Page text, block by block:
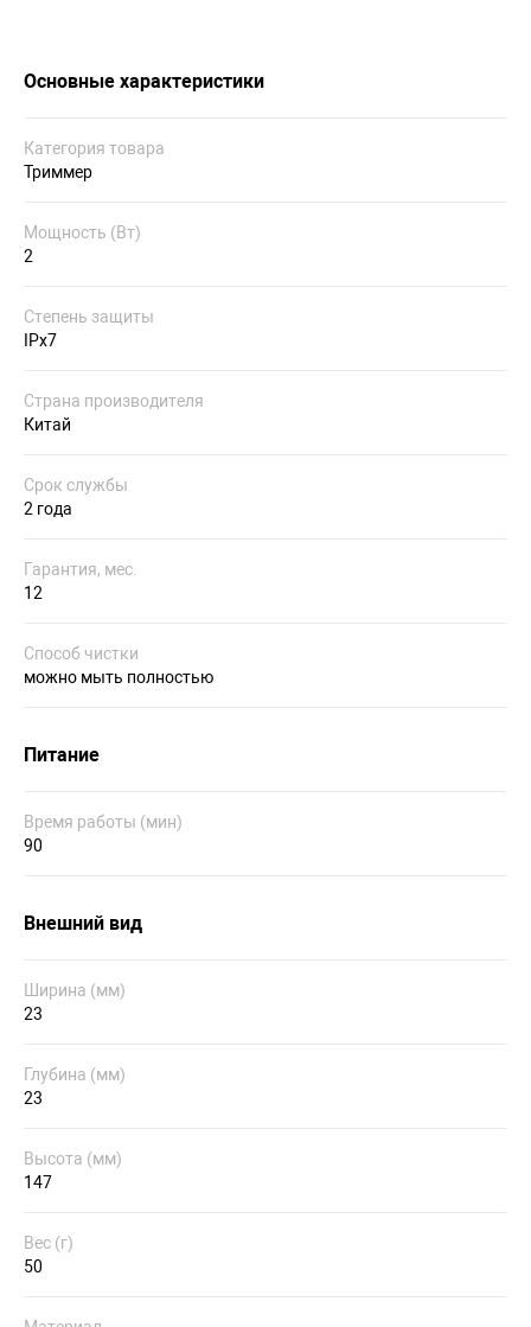
Основные характеристики
Категория товара
Триммер
Мощность (Вт)
2
Степень защиты
IPx7
Страна производителя
Китай
Срок службы
2 года
Гарантия, мес.
12
Способ чистки
можно мыть полностью
Питание
Время работы (мин)
90
Внешний вид
Ширина (мм)
23
Глубина (мм)
23
Высота (мм)
147
Вес (г)
50